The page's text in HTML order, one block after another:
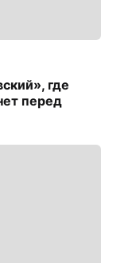
где
перед